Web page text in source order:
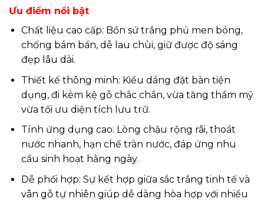
Ưu điểm nổi bật
Chất liệu cao cấp: Bồn sứ trắng phủ men bóng,
chống bám bẩn, dễ lau chùi, giữ được độ sáng
đẹp lâu dài.
Thiết kế thông minh: Kiểu dáng đặt bàn tiện
dụng, đi kèm kệ gỗ chắc chắn, vừa tăng thẩm mỹ
vừa tối ưu diện tích lưu trữ.
Tính ứng dụng cao: Lòng chậu rộng rãi, thoát
nước nhanh, hạn chế tràn nước, đáp ứng nhu
cầu sinh hoạt hằng ngày.
Dễ phối hợp: Sự kết hợp giữa sắc trắng tinh tế và
vân gỗ tự nhiên giúp dễ dàng hòa hợp với nhiều